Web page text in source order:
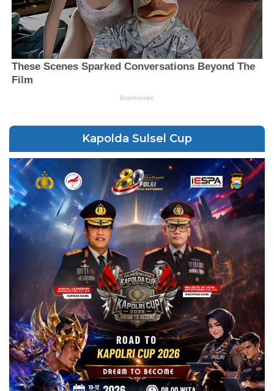
Kapolda Sulsel Cup